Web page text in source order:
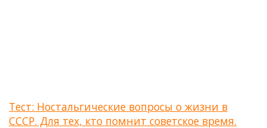
Тест: Ностальгические вопросы о жизни в
СССР. Для тех, кто помнит советское время.